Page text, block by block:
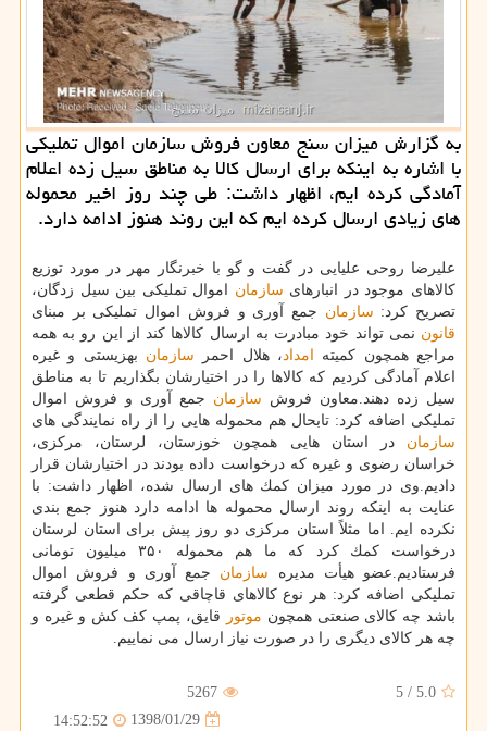
به گزارش میزان سنج معاون فروش سازمان اموال تملیكی
با اشاره به اینكه برای ارسال كالا به مناطق سیل زده اعلام
آمادگی كرده ایم، اظهار داشت: طی چند روز اخیر محموله
های زیادی ارسال كرده ایم كه این روند هنوز ادامه دارد.
علیرضا روحی علیایی در گفت و گو با خبرنگار مهر در مورد توزیع
كالاهای موجود در انبارهای سازمان اموال تملیكی بین سیل زدگان،
تصریح كرد: سازمان جمع آوری و فروش اموال تملیكی بر مبنای
قانون نمی تواند خود مبادرت به ارسال كالاها كند از این رو به همه
مراجع همچون كمیته
امداد، هلال احمر سازمان بهزیستی و غیره
اعلام آمادگی كردیم كه كالاها را در اختیارشان بگذاریم تا به مناطق
سیل زده دهند.معاون فروش سازمان جمع آوری و فروش اموال
تملیكی اضافه كرد: تابحال هم محموله هایی را از راه نمایندگی های
سازمان در استان هایی همچون خوزستان، لرستان، مركزی،
خراسان رضوی و غیره كه درخواست داده بودند در اختیارشان قرار
دادیم.وی در مورد میزان كمك های ارسال شده، اظهار داشت: با
عنایت به اینكه روند ارسال محموله ها ادامه دارد هنوز جمع بندی
نكرده ایم. اما مثلاً استان مركزی دو روز پیش برای استان لرستان
درخواست كمك كرد كه ما هم محموله ۳۵۰ میلیون تومانی
فرستادیم.عضو هیأت مدیره سازمان جمع آوری و فروش اموال
تملیكی اضافه كرد: هر نوع كالاهای قاچاقی كه حكم قطعی گرفته
باشد چه كالای صنعتی همچون موتور
قایق، پمپ كف كش و غیره و
چه هر كالای دیگری را در صورت نیاز ارسال می نماییم.
5.0
/
5
5267
1398/01/29
14:52:52